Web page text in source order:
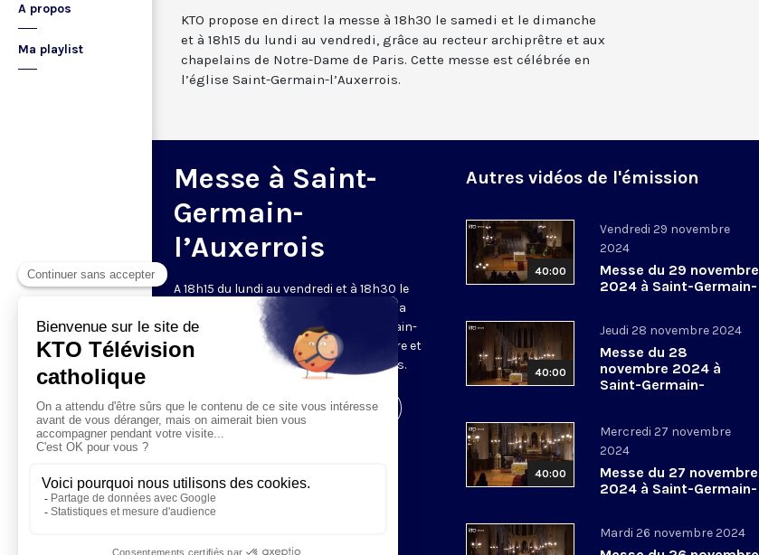
A propos
Ma playlist
KTO propose en direct la messe à 18h30 le samedi et le dimanche
et à 18h15 du lundi au vendredi, grâce au recteur archiprêtre et aux
chapelains de Notre-Dame de Paris. Cette messe est célébrée en
l’église Saint-Germain-l’Auxerrois.
Messe à Saint-
Germain-
l’Auxerrois
A 18h15 du lundi au vendredi et à 18h30 le
samedi et dimanche, KTO retransmet la
messe en direct de l'église Saint-Germain-
l'Auxerrois, grâce au recteur archiprêtre et
aux chapelains de Notre-Dame de Paris.
Visiter la page de l'émission
Autres vidéos de l'émission
40:00
Vendredi 29 novembre
2024
Messe du 29 novembre
2024 à Saint-Germain-
40:00
Jeudi 28 novembre 2024
Messe du 28
novembre 2024 à
Saint-Germain-
40:00
Mercredi 27 novembre
2024
Messe du 27 novembre
2024 à Saint-Germain-
Mardi 26 novembre 2024